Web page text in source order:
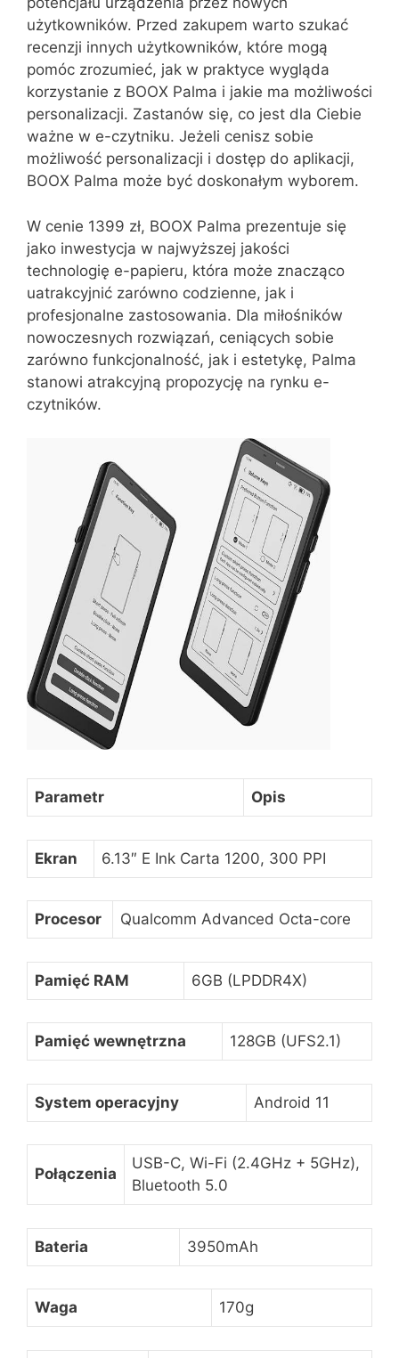
użytkowników. Przed zakupem warto szukać
recenzji innych użytkowników, które mogą
pomóc zrozumieć, jak w praktyce wygląda
korzystanie z BOOX Palma i jakie ma możliwości
personalizacji. Zastanów się, co jest dla Ciebie
ważne w e-czytniku. Jeżeli cenisz sobie
możliwość personalizacji i dostęp do aplikacji,
BOOX Palma może być doskonałym wyborem.
W cenie 1399 zł, BOOX Palma prezentuje się
jako inwestycja w najwyższej jakości
technologię e-papieru, która może znacząco
uatrakcyjnić zarówno codzienne, jak i
profesjonalne zastosowania. Dla miłośników
nowoczesnych rozwiązań, ceniących sobie
zarówno funkcjonalność, jak i estetykę, Palma
stanowi atrakcyjną propozycję na rynku e-
czytników.
Parametr Opis
Ekran 6.13″ E Ink Carta 1200, 300 PPI
Procesor Qualcomm Advanced Octa-core
Pamięć RAM 6GB (LPDDR4X)
Pamięć wewnętrzna 128GB (UFS2.1)
System operacyjny Android 11
Połączenia
USB-C, Wi-Fi (2.4GHz + 5GHz),
Bluetooth 5.0
Bateria 3950mAh
Waga 170g